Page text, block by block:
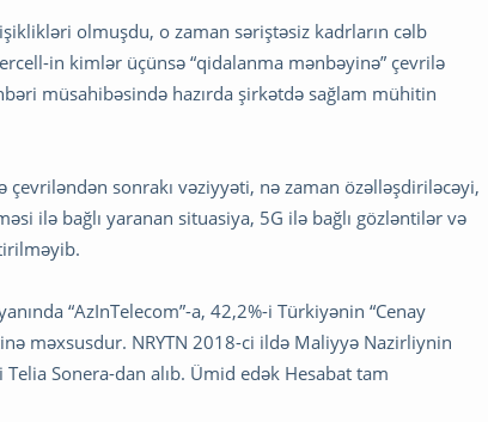
olmuşdu, o zaman səriştəsiz kadrların cəlb
in kimlər üçünsə “qidalanma mənbəyinə” çevrilə
müsahibəsində hazırda şirkətdə sağlam mühitin
sonrakı vəziyyəti, nə zaman özəlləşdiriləcəyi,
ilə bağlı yaranan situasiya, 5G ilə bağlı gözləntilər və
“AzInTelecom”-a, 42,2%-i Türkiyənin “Cenay
məxsusdur. NRYTN 2018-ci ildə Maliyyə Nazirliynin
Sonera-dan alıb. Ümid edək Hesabat tam